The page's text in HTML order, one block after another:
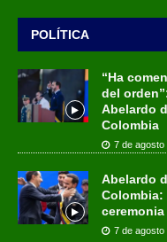
POLÍTICA
“Ha
del
Abelardo
Colombia
7 de agosto
Abelardo
Colombia:
ceremonia
7 de agosto